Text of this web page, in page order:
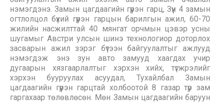
нэмэгдэнэ. Замын цагдаагийн гүүрэн гарц, Зүүн 4 замын
огтлолцол бүхий гүүрэн гарцын барилгын ажил, 60-70
жилийн насжилттай 40 мянгат орчмын цэвэр усны
шугамыг Австри улсын шинэ технологиор доторлох
засварын ажил зэрэг бүтээн байгуулалтыг ажлууд
нэмэгдэж энэ зун авто замууд хаагдах учир
дугаарын хязгаарлалтыг хэрхэн хийх, түгжрэлийг
хэрхэн бууруулах асуудал, Тухайлбал Замын
цагдаагийн гүүрэн гарцтай холбоотой 8 газар түр зам
гаргахаар төлөвлөсөн. Мөн Замын цагдаагийн баруун